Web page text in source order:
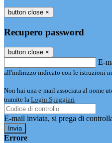
button close ×
Recupero password
button close ×
E-
all'indirizzo indicato con le istruzioni
Non hai una e-mail associata al nome
tramite la Login Spaggiari
E-mail inviata, si prega di
Errore